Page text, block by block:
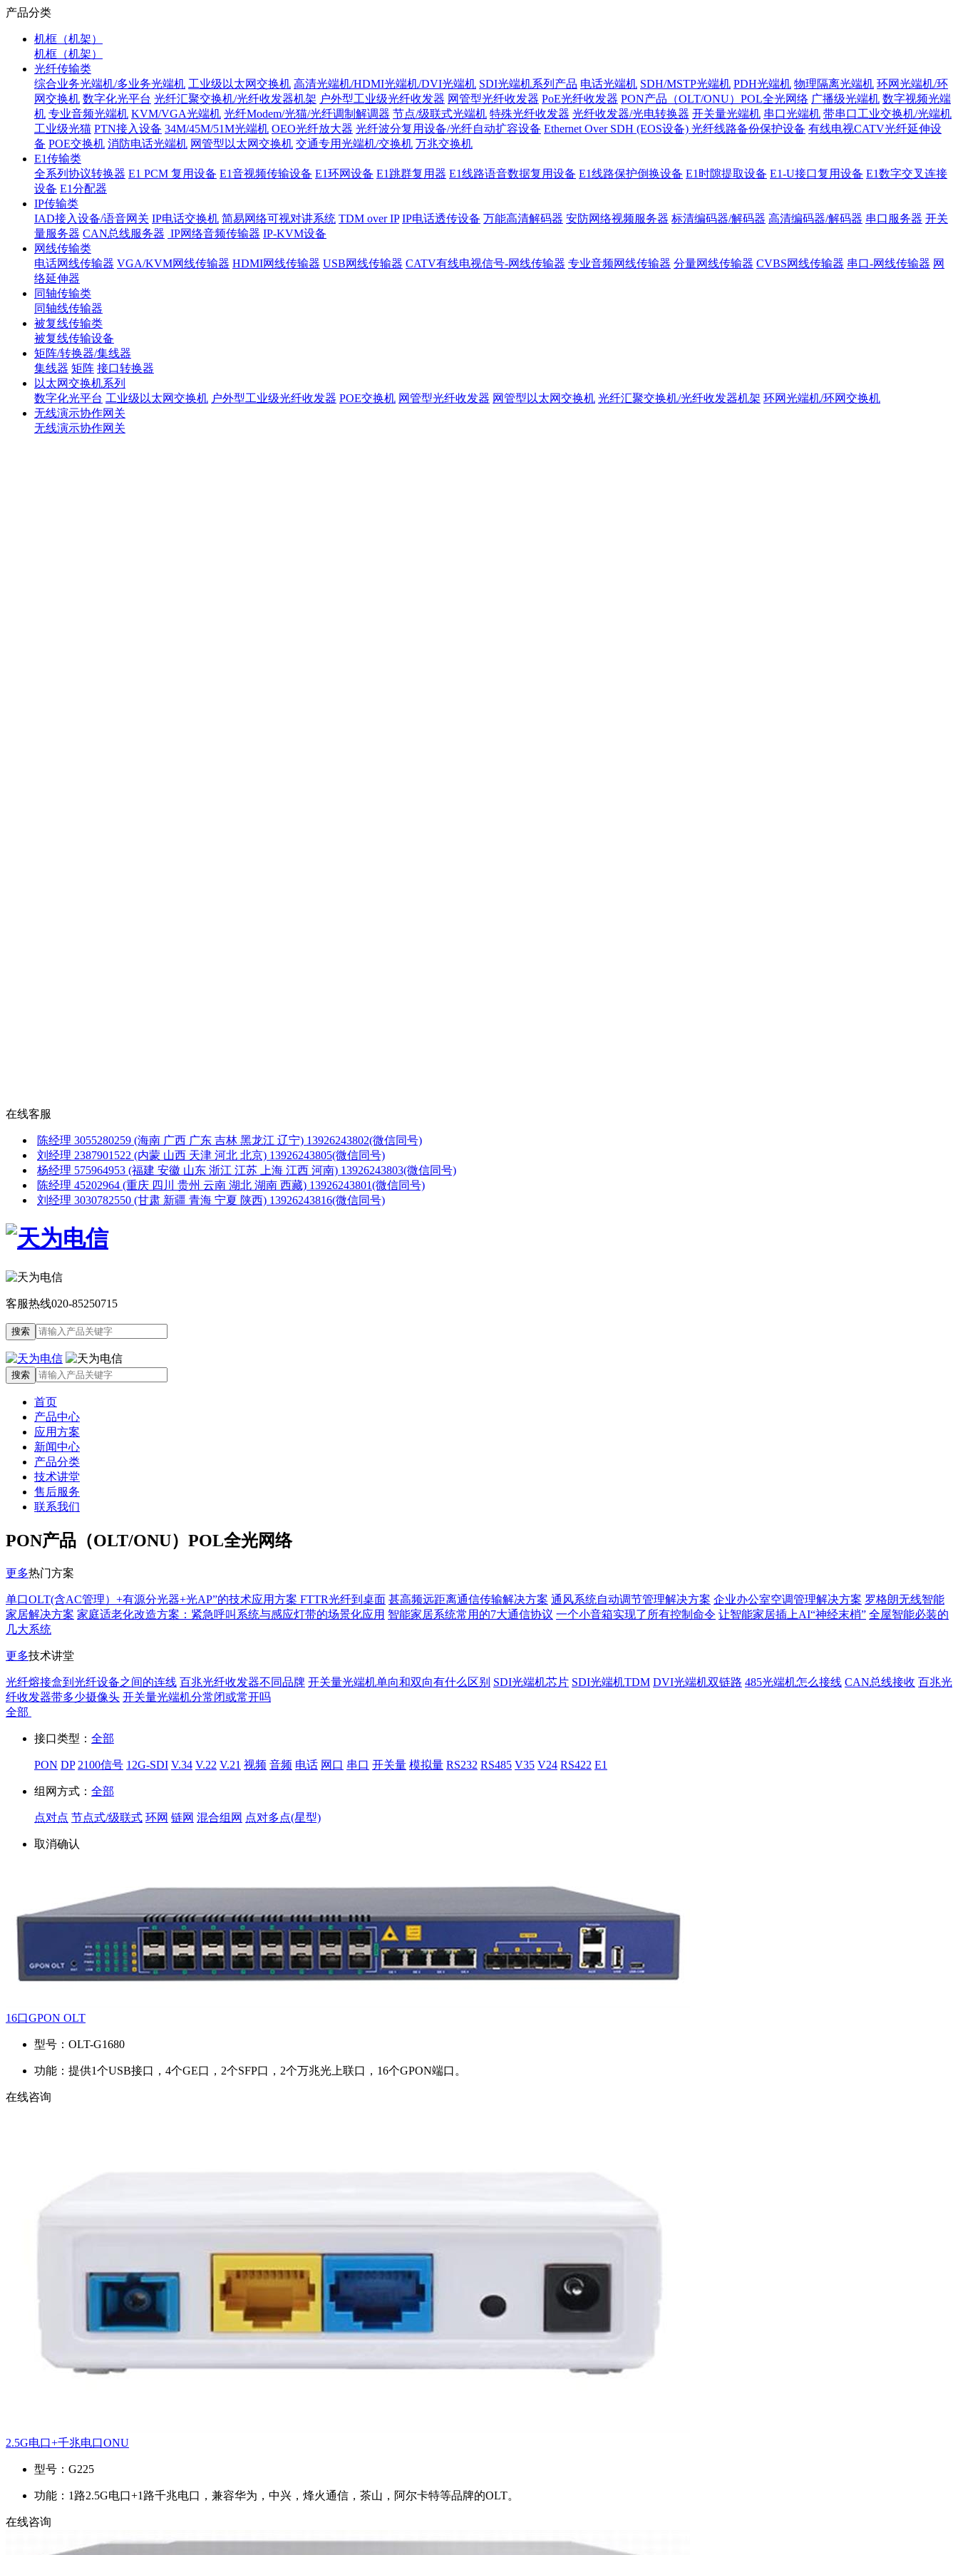
产品分类
机框（机架）
机框（机架）
光纤传输类
综合业务光端机/多业务光端机 工业级以太网交换机 高清光端机/HDMI光端机/DVI光端机 SDI光端机系列产品 电话光端机 SDH/MSTP光端机 PDH光端机 物理隔离光端机 环网光端机/环
网交换机 数字化光平台 光纤汇聚交换机/光纤收发器机架 户外型工业级光纤收发器 网管型光纤收发器 PoE光纤收发器 PON产品（OLT/ONU）POL全光网络 广播级光端机 数字视频光端
机 专业音频光端机 KVM/VGA光端机 光纤Modem/光猫/光纤调制解调器 节点/级联式光端机 特殊光纤收发器 光纤收发器/光电转换器 开关量光端机 串口光端机 带串口工业交换机/光端机
工业级光猫 PTN接入设备 34M/45M/51M光端机 OEO光纤放大器 光纤波分复用设备/光纤自动扩容设备 Ethernet Over SDH (EOS设备) 光纤线路备份保护设备 有线电视CATV光纤延伸设
备 POE交换机 消防电话光端机 网管型以太网交换机 交通专用光端机/交换机 万兆交换机
E1传输类
全系列协议转换器 E1 PCM 复用设备 E1音视频传输设备 E1环网设备 E1跳群复用器 E1线路语音数据复用设备 E1线路保护倒换设备 E1时隙提取设备 E1-U接口复用设备 E1数字交叉连接
设备 E1分配器
IP传输类
IAD接入设备/语音网关 IP电话交换机 简易网络可视对讲系统 TDM over IP IP电话透传设备 万能高清解码器 安防网络视频服务器 标清编码器/解码器 高清编码器/解码器 串口服务器 开关
量服务器 CAN总线服务器 IP网络音频传输器 IP-KVM设备
网线传输类
电话网线传输器 VGA/KVM网线传输器 HDMI网线传输器 USB网线传输器 CATV有线电视信号-网线传输器 专业音频网线传输器 分量网线传输器 CVBS网线传输器 串口-网线传输器 网
络延伸器
同轴传输类
同轴线传输器
被复线传输类
被复线传输设备
矩阵/转换器/集线器
集线器 矩阵 接口转换器
以太网交换机系列
数字化光平台 工业级以太网交换机 户外型工业级光纤收发器 POE交换机 网管型光纤收发器 网管型以太网交换机 光纤汇聚交换机/光纤收发器机架 环网光端机/环网交换机
无线演示协作网关
无线演示协作网关
在线客服
陈经理 3055280259 (海南 广西 广东 吉林 黑龙江 辽宁) 13926243802(微信同号)
刘经理 2387901522 (内蒙 山西 天津 河北 北京) 13926243805(微信同号)
杨经理 575964953 (福建 安徽 山东 浙江 江苏 上海 江西 河南) 13926243803(微信同号)
陈经理 45202964 (重庆 四川 贵州 云南 湖北 湖南 西藏) 13926243801(微信同号)
刘经理 3030782550 (甘肃 新疆 青海 宁夏 陕西) 13926243816(微信同号)
客服热线020-85250715
首页
产品中心
应用方案
新闻中心
产品分类
技术讲堂
售后服务
联系我们
PON产品（OLT/ONU）POL全光网络
更多热门方案
单口OLT(含AC管理）+有源分光器+光AP”的技术应用方案 FTTR光纤到桌面 甚高频远距离通信传输解决方案 通风系统自动调节管理解决方案 企业办公室空调管理解决方案 罗格朗无线智能
家居解决方案 家庭适老化改造方案：紧急呼叫系统与感应灯带的场景化应用 智能家居系统常用的7大通信协议 一个小音箱实现了所有控制命令 让智能家居插上AI“神经末梢” 全屋智能必装的
几大系统
更多技术讲堂
光纤熔接盒到光纤设备之间的连线 百兆光纤收发器不同品牌 开关量光端机单向和双向有什么区别 SDI光端机芯片 SDI光端机TDM DVI光端机双链路 485光端机怎么接线 CAN总线接收 百兆光
纤收发器带多少摄像头 开关量光端机分常闭或常开吗
全部
接口类型： 全部
PON DP 2100信号 12G-SDI V.34 V.22 V.21 视频 音频 电话 网口 串口 开关量 模拟量 RS232 RS485 V35 V24 RS422 E1
组网方式： 全部
点对点 节点式/级联式 环网 链网 混合组网 点对多点(星型)
取消确认
16口GPON OLT
型号： OLT-G1680
功能： 提供1个USB接口，4个GE口，2个SFP口，2个万兆光上联口，16个GPON端口。
在线咨询
2.5G电口+千兆电口ONU
型号： G225
功能： 1路2.5G电口+1路千兆电口，兼容华为，中兴，烽火通信，茶山，阿尔卡特等品牌的OLT。
在线咨询